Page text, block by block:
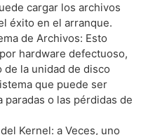
cargar los archivos
éxito en el arranque.
de Archivos: Esto
hardware defectuoso,
la unidad de disco
que puede ser
o las pérdidas de
Kernel: a Veces, uno